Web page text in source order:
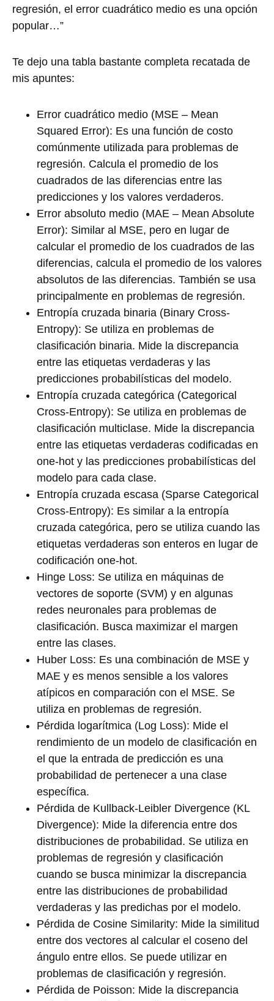
regresión, el error cuadrático medio es una opción
popular…”
Te dejo una tabla bastante completa recatada de
mis apuntes:
Error cuadrático medio (MSE – Mean
Squared Error): Es una función de costo
comúnmente utilizada para problemas de
regresión. Calcula el promedio de los
cuadrados de las diferencias entre las
predicciones y los valores verdaderos.
Error absoluto medio (MAE – Mean Absolute
Error): Similar al MSE, pero en lugar de
calcular el promedio de los cuadrados de las
diferencias, calcula el promedio de los valores
absolutos de las diferencias. También se usa
principalmente en problemas de regresión.
Entropía cruzada binaria (Binary Cross-
Entropy): Se utiliza en problemas de
clasificación binaria. Mide la discrepancia
entre las etiquetas verdaderas y las
predicciones probabilísticas del modelo.
Entropía cruzada categórica (Categorical
Cross-Entropy): Se utiliza en problemas de
clasificación multiclase. Mide la discrepancia
entre las etiquetas verdaderas codificadas en
one-hot y las predicciones probabilísticas del
modelo para cada clase.
Entropía cruzada escasa (Sparse Categorical
Cross-Entropy): Es similar a la entropía
cruzada categórica, pero se utiliza cuando las
etiquetas verdaderas son enteros en lugar de
codificación one-hot.
Hinge Loss: Se utiliza en máquinas de
vectores de soporte (SVM) y en algunas
redes neuronales para problemas de
clasificación. Busca maximizar el margen
entre las clases.
Huber Loss: Es una combinación de MSE y
MAE y es menos sensible a los valores
atípicos en comparación con el MSE. Se
utiliza en problemas de regresión.
Pérdida logarítmica (Log Loss): Mide el
rendimiento de un modelo de clasificación en
el que la entrada de predicción es una
probabilidad de pertenecer a una clase
específica.
Pérdida de Kullback-Leibler Divergence (KL
Divergence): Mide la diferencia entre dos
distribuciones de probabilidad. Se utiliza en
problemas de regresión y clasificación
cuando se busca minimizar la discrepancia
entre las distribuciones de probabilidad
verdaderas y las predichas por el modelo.
Pérdida de Cosine Similarity: Mide la similitud
entre dos vectores al calcular el coseno del
ángulo entre ellos. Se puede utilizar en
problemas de clasificación y regresión.
Pérdida de Poisson: Mide la discrepancia